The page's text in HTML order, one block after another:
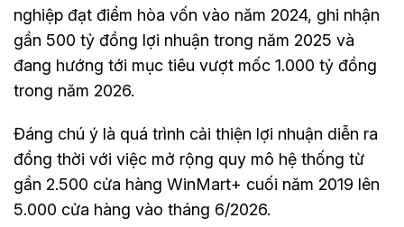
nghiệp đạt điểm hòa vốn vào năm 2024, ghi nhận
gần 500 tỷ đồng lợi nhuận trong năm 2025 và
đang hướng tới mục tiêu vượt mốc 1.000 tỷ đồng
trong năm 2026.
Đáng chú ý là quá trình cải thiện lợi nhuận diễn ra
đồng thời với việc mở rộng quy mô hệ thống từ
gần 2.500 cửa hàng WinMart+ cuối năm 2019 lên
5.000 cửa hàng vào tháng 6/2026.